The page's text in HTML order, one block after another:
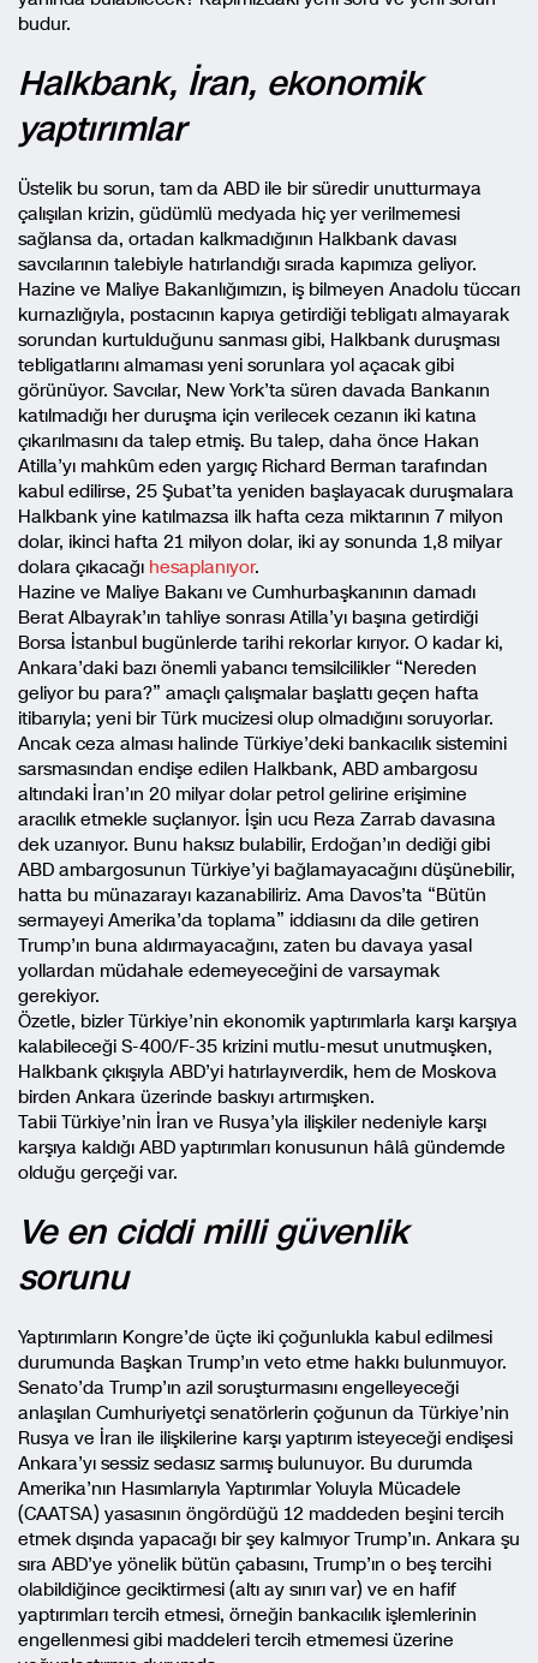
budur.
Halkbank, İran, ekonomik
yaptırımlar
Üstelik bu sorun, tam da ABD ile bir süredir unutturmaya
çalışılan krizin, güdümlü medyada hiç yer verilmemesi
sağlansa da, ortadan kalkmadığının Halkbank davası
savcılarının talebiyle hatırlandığı sırada kapımıza geliyor.
Hazine ve Maliye Bakanlığımızın, iş bilmeyen Anadolu tüccarı
kurnazlığıyla, postacının kapıya getirdiği tebligatı almayarak
sorundan kurtulduğunu sanması gibi, Halkbank duruşması
tebligatlarını almaması yeni sorunlara yol açacak gibi
görünüyor. Savcılar, New York’ta süren davada Bankanın
katılmadığı her duruşma için verilecek cezanın iki katına
çıkarılmasını da talep etmiş. Bu talep, daha önce Hakan
Atilla’yı mahkûm eden yargıç Richard Berman tarafından
kabul edilirse, 25 Şubat’ta yeniden başlayacak duruşmalara
Halkbank yine katılmazsa ilk hafta ceza miktarının 7 milyon
dolar, ikinci hafta 21 milyon dolar, iki ay sonunda 1,8 milyar
dolara çıkacağı hesaplanıyor.
Hazine ve Maliye Bakanı ve Cumhurbaşkanının damadı
Berat Albayrak’ın tahliye sonrası Atilla’yı başına getirdiği
Borsa İstanbul bugünlerde tarihi rekorlar kırıyor. O kadar ki,
Ankara’daki bazı önemli yabancı temsilcilikler “Nereden
geliyor bu para?” amaçlı çalışmalar başlattı geçen hafta
itibarıyla; yeni bir Türk mucizesi olup olmadığını soruyorlar.
Ancak ceza alması halinde Türkiye’deki bankacılık sistemini
sarsmasından endişe edilen Halkbank, ABD ambargosu
altındaki İran’ın 20 milyar dolar petrol gelirine erişimine
aracılık etmekle suçlanıyor. İşin ucu Reza Zarrab davasına
dek uzanıyor. Bunu haksız bulabilir, Erdoğan’ın dediği gibi
ABD ambargosunun Türkiye’yi bağlamayacağını düşünebilir,
hatta bu münazarayı kazanabiliriz. Ama Davos’ta “Bütün
sermayeyi Amerika’da toplama” iddiasını da dile getiren
Trump’ın buna aldırmayacağını, zaten bu davaya yasal
yollardan müdahale edemeyeceğini de varsaymak
gerekiyor.
Özetle, bizler Türkiye’nin ekonomik yaptırımlarla karşı karşıya
kalabileceği S-400/F-35 krizini mutlu-mesut unutmuşken,
Halkbank çıkışıyla ABD’yi hatırlayıverdik, hem de Moskova
birden Ankara üzerinde baskıyı artırmışken.
Tabii Türkiye’nin İran ve Rusya’yla ilişkiler nedeniyle karşı
karşıya kaldığı ABD yaptırımları konusunun hâlâ gündemde
olduğu gerçeği var.
Ve en ciddi milli güvenlik
sorunu
Yaptırımların Kongre’de üçte iki çoğunlukla kabul edilmesi
durumunda Başkan Trump’ın veto etme hakkı bulunmuyor.
Senato’da Trump’ın azil soruşturmasını engelleyeceği
anlaşılan Cumhuriyetçi senatörlerin çoğunun da Türkiye’nin
Rusya ve İran ile ilişkilerine karşı yaptırım isteyeceği endişesi
Ankara’yı sessiz sedasız sarmış bulunuyor. Bu durumda
Amerika’nın Hasımlarıyla Yaptırımlar Yoluyla Mücadele
(CAATSA) yasasının öngördüğü 12 maddeden beşini tercih
etmek dışında yapacağı bir şey kalmıyor Trump’ın. Ankara şu
sıra ABD’ye yönelik bütün çabasını, Trump’ın o beş tercihi
olabildiğince geciktirmesi (altı ay sınırı var) ve en hafif
yaptırımları tercih etmesi, örneğin bankacılık işlemlerinin
engellenmesi gibi maddeleri tercih etmemesi üzerine